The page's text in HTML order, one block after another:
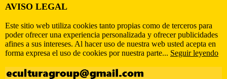
AVISO LEGAL
Este sitio web utiliza cookies tanto propias como de terceros para
poder ofrecer una experiencia personalizada y ofrecer publicidades
afines a sus intereses. Al hacer uso de nuestra web usted acepta en
forma expresa el uso de cookies por nuestra parte... Seguir leyendo